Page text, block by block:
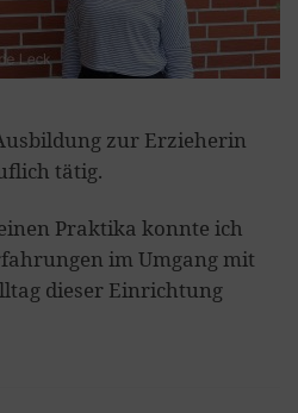
zur Erzieherin
tätig.
Praktika konnte ich
im Umgang mit
dieser Einrichtung